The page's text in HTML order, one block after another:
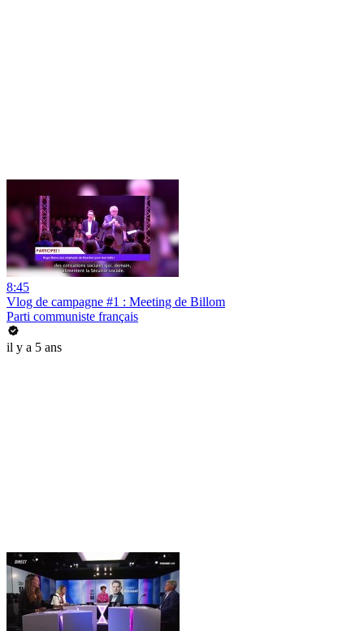
8:45
Vlog de campagne #1 : Meeting de Billom
Parti communiste français
il y a 5 ans